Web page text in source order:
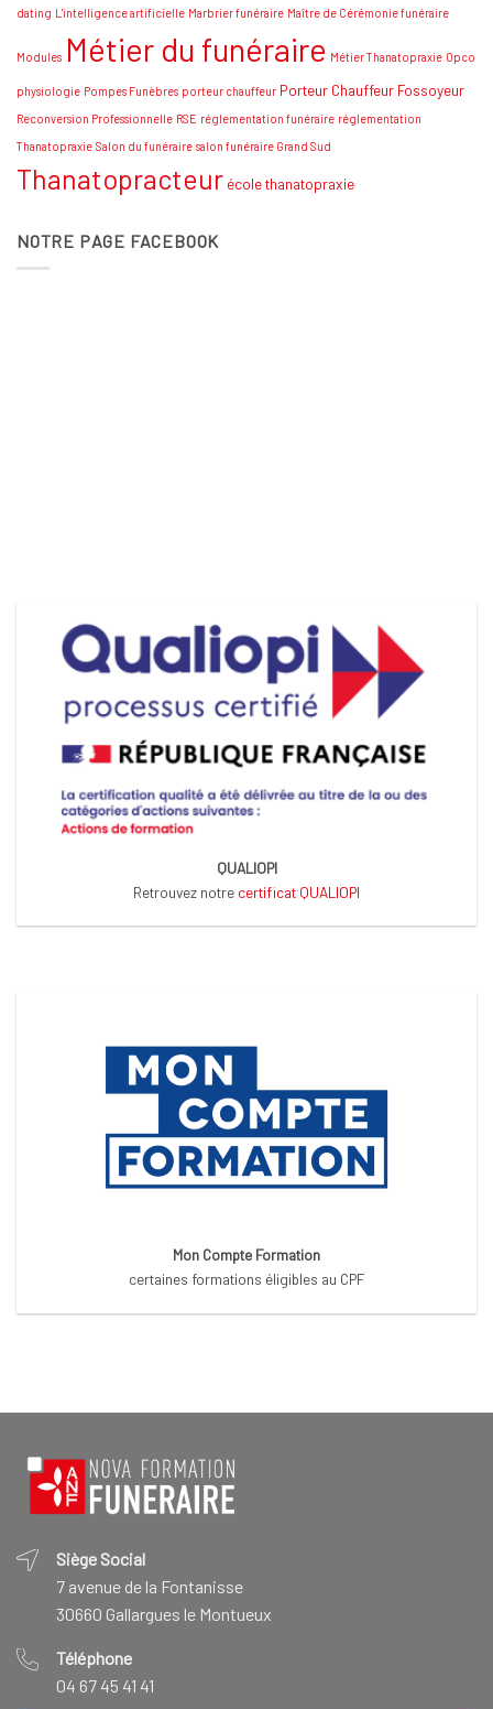
dating L'intelligence artificielle Marbrier funéraire Maître de Cérémonie funéraire
Modules Métier du funéraire Métier Thanatopraxie Opco
physiologie Pompes Funèbres porteur chauffeur Porteur Chauffeur Fossoyeur
Reconversion Professionnelle RSE réglementation funéraire réglementation
Thanatopraxie Salon du funéraire salon funéraire Grand Sud
Thanatopracteur école thanatopraxie
NOTRE PAGE FACEBOOK
QUALIOPI
Retrouvez notre certificat QUALIOPI
Mon Compte Formation
certaines formations éligibles au CPF
Siège Social
7 avenue de la Fontanisse
30660 Gallargues le Montueux
Téléphone
04 67 45 41 41